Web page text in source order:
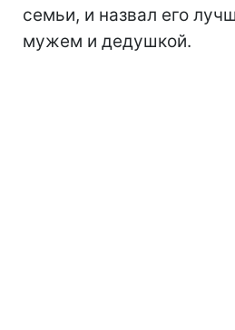
семьи, и назвал его
мужем и дедушкой.